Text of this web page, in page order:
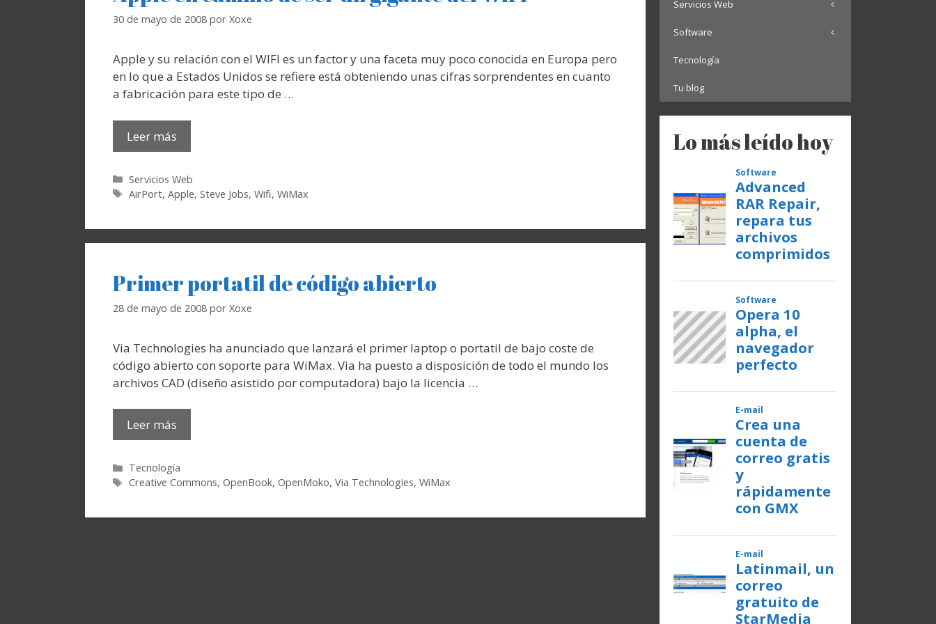
30 de mayo de 2008 por Xoxe
Apple y su relación con el WIFI es un factor y una faceta muy poco conocida en Europa pero
en lo que a Estados Unidos se refiere está obteniendo unas cifras sorprendentes en cuanto
a fabricación para este tipo de …
Leer más
Categorías
Servicios Web
Etiquetas
AirPort,Apple,Steve Jobs,Wifi,WiMax
Primer portatil de código abierto
28 de mayo de 2008 por Xoxe
Via Technologies ha anunciado que lanzará el primer laptop o portatil de bajo coste de
código abierto con soporte para WiMax. Via ha puesto a disposición de todo el mundo los
archivos CAD (diseño asistido por computadora) bajo la licencia …
Leer más
Categorías
Tecnología
Etiquetas
Creative Commons,OpenBook,OpenMoko,Via Technologies,WiMax
Servicios Web
Software
Tecnología
Tu blog
Lo más leído hoy